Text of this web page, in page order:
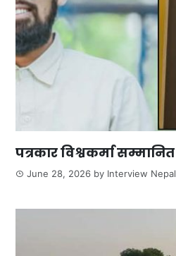
पत्रकार विश्वकर्मा सम्मानित
June 28, 2026 by Interview Nepal